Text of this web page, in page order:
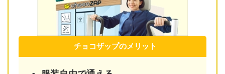
チョコザップのメリット